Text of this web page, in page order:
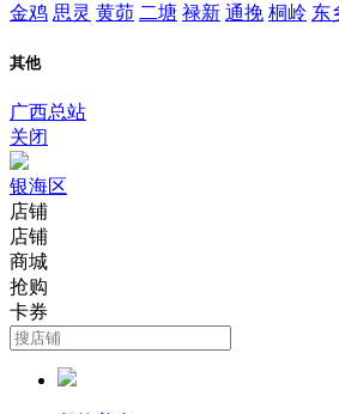
金鸡 思灵 黄茆 二塘 禄新 通挽 桐岭 东
其他
广西总站
关闭
银海区
店铺
店铺
商城
抢购
卡券